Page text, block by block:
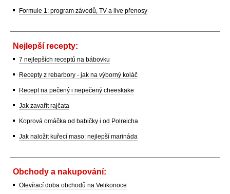
Formule 1: program závodů, TV a live přenosy
Nejlepší recepty:
7 nejlepších receptů na bábovku
Recepty z rebarbory - jak na výborný koláč
Recept na pečený i nepečený cheeskake
Jak zavařit rajčata
Koprová omáčka od babičky i od Polreicha
Jak naložit kuřecí maso: nejlepší marináda
Obchody a nakupování:
Otevírací doba obchodů na Velikonoce